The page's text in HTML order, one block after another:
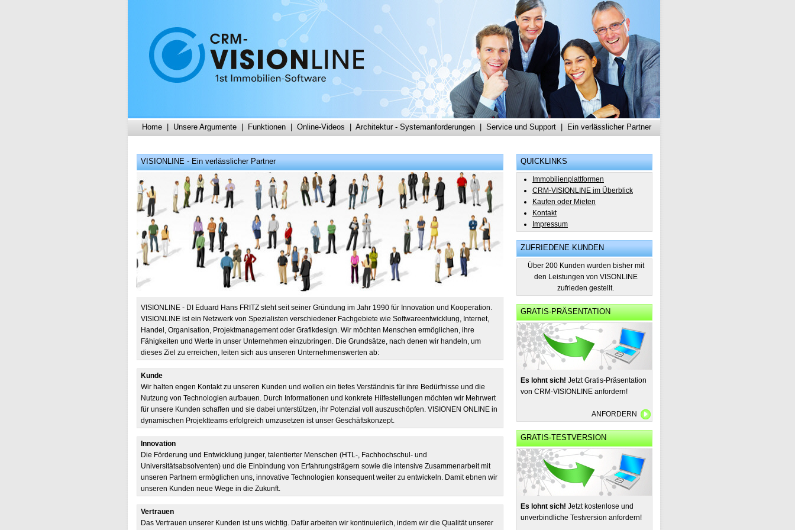
Home Unsere Argumente Funktionen Online-Videos Architektur - Systemanforderungen Service und Support Ein verlässlicher Partner
QUICKLINKS
Immobilienplattformen
CRM-VISIONLINE im Überblick
Kaufen oder Mieten
Kontakt
Impressum
ZUFRIEDENE KUNDEN
Über 200 Kunden wurden bisher mit
den Leistungen von VISONLINE
zufrieden gestellt.
GRATIS-PRÄSENTATION
Es lohnt sich! Jetzt Gratis-Präsentation
von CRM-VISIONLINE anfordern!
ANFORDERN
GRATIS-TESTVERSION
Es lohnt sich! Jetzt kostenlose und
unverbindliche Testversion anfordern!
VISIONLINE - Ein verlässlicher Partner
VISIONLINE - DI Eduard Hans FRITZ steht seit seiner Gründung im Jahr 1990 für Innovation und Kooperation.
VISIONLINE ist ein Netzwerk von Spezialisten verschiedener Fachgebiete wie Softwareentwicklung, Internet,
Handel, Organisation, Projektmanagement oder Grafikdesign. Wir möchten Menschen ermöglichen, ihre
Fähigkeiten und Werte in unser Unternehmen einzubringen. Die Grundsätze, nach denen wir handeln, um
dieses Ziel zu erreichen, leiten sich aus unseren Unternehmenswerten ab:
Kunde
Wir halten engen Kontakt zu unseren Kunden und wollen ein tiefes Verständnis für ihre Bedürfnisse und die
Nutzung von Technologien aufbauen. Durch Informationen und konkrete Hilfestellungen möchten wir Mehrwert
für unsere Kunden schaffen und sie dabei unterstützen, ihr Potenzial voll auszuschöpfen. VISIONEN ONLINE in
dynamischen Projektteams erfolgreich umzusetzen ist unser Geschäftskonzept.
Innovation
Die Förderung und Entwicklung junger, talentierter Menschen (HTL-, Fachhochschul- und
Universitätsabsolventen) und die Einbindung von Erfahrungsträgern sowie die intensive Zusammenarbeit mit
unseren Partnern ermöglichen uns, innovative Technologien konsequent weiter zu entwickeln. Damit ebnen wir
unseren Kunden neue Wege in die Zukunft.
Vertrauen
Das Vertrauen unserer Kunden ist uns wichtig. Dafür arbeiten wir kontinuierlich, indem wir die Qualität unserer